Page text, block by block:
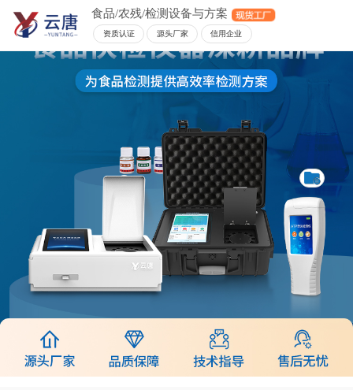
食品/农残/检测设备与方案
资质认证 源头厂家 信用企业